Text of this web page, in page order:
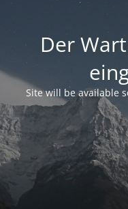
Der
Site will be available